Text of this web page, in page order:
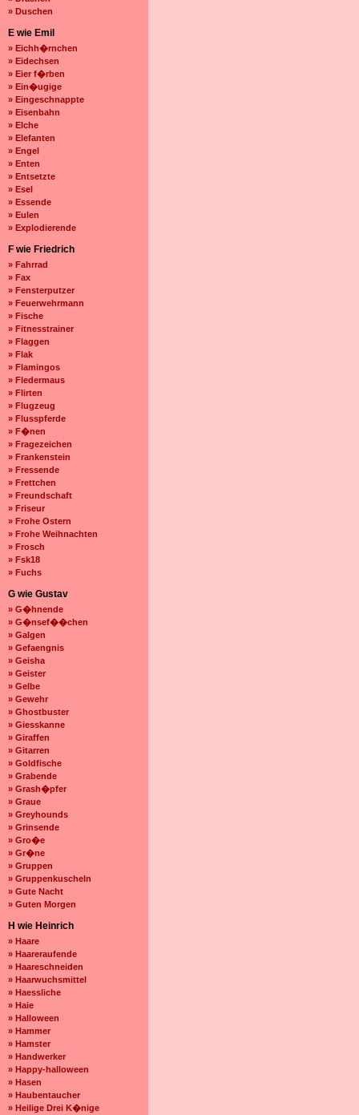
» Duschen
E wie Emil
» Eichh�rnchen
» Eidechsen
» Eier f�rben
» Ein�ugige
» Eingeschnappte
» Eisenbahn
» Elche
» Elefanten
» Engel
» Enten
» Entsetzte
» Esel
» Essende
» Eulen
» Explodierende
F wie Friedrich
» Fahrrad
» Fax
» Fensterputzer
» Feuerwehrmann
» Fische
» Fitnesstrainer
» Flaggen
» Flak
» Flamingos
» Fledermaus
» Flirten
» Flugzeug
» Flusspferde
» F�nen
» Fragezeichen
» Frankenstein
» Fressende
» Frettchen
» Freundschaft
» Friseur
» Frohe Ostern
» Frohe Weihnachten
» Frosch
» Fsk18
» Fuchs
G wie Gustav
» G�hnende
» G�nsef��chen
» Galgen
» Gefaengnis
» Geisha
» Geister
» Gelbe
» Gewehr
» Ghostbuster
» Giesskanne
» Giraffen
» Gitarren
» Goldfische
» Grabende
» Grash�pfer
» Graue
» Greyhounds
» Grinsende
» Gro�e
» Gr�ne
» Gruppen
» Gruppenkuscheln
» Gute Nacht
» Guten Morgen
H wie Heinrich
» Haare
» Haareraufende
» Haareschneiden
» Haarwuchsmittel
» Haessliche
» Haie
» Halloween
» Hammer
» Hamster
» Handwerker
» Happy-halloween
» Hasen
» Haubentaucher
» Heilige Drei K�nige